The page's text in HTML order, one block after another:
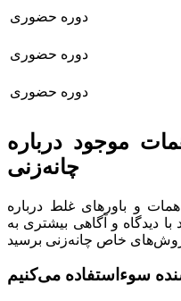
دوره حضوری
دوره حضوری
دوره حضوری
موجود درباره
چانه‌زنی
و باورهای غلط درباره
با دیدگاه و آگاهی بیشتری به